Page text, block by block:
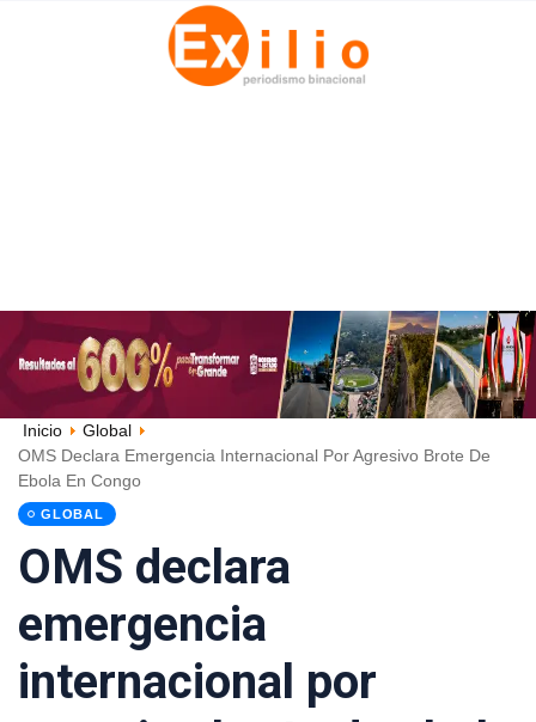
Inicio
Global
OMS Declara Emergencia Internacional Por Agresivo Brote De
Ebola En Congo
GLOBAL
OMS declara
emergencia
internacional por